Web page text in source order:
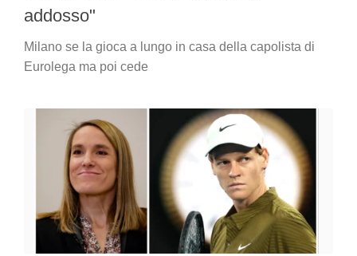
addosso"
Milano se la gioca a lungo in casa della capolista di
Eurolega ma poi cede